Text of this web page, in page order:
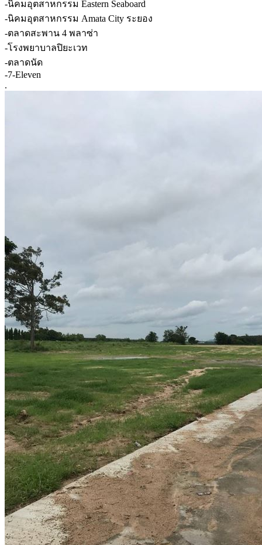
-นิคมอุตสาหกรรม Eastern Seaboard
-นิคมอุตสาหกรรม Amata City ระยอง
-ตลาดสะพาน 4 พลาซ่า
-โรงพยาบาลปิยะเวท
-ตลาดนัด
-7-Eleven
.